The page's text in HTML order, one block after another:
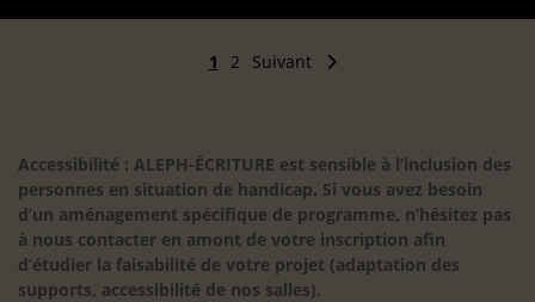
1 2 Suivant
Accessibilité : ALEPH-ÉCRITURE est sensible à l’inclusion des
personnes en situation de handicap. Si vous avez besoin
d’un aménagement spécifique de programme, n’hésitez pas
à nous contacter en amont de votre inscription afin
d’étudier la faisabilité de votre projet (adaptation des
supports, accessibilité de nos salles).